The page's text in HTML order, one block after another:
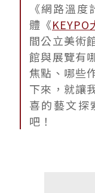
《網路溫
體《KEYPO
間公立美術
館與展覽有
焦點、哪些
下來，就讓
喜的藝文探
吧！